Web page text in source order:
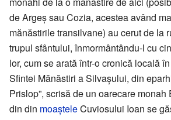
de Argeș sau Cozia, acestea având
mănăstirile transilvane) au cerut de la
trupul sfântului, înmormântându-l cu
lor, cum se arată într-o cronică locală
Sfintei Mănăstiri a Silvașului, din
Prislop”, scrisă de un oarecare monah
din din moașteleCuviosului Ioan se